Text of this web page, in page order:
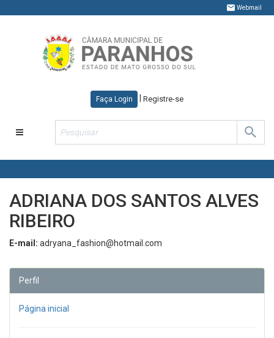
Webmail
Faça Login Registre-se
Toggle
navigation
ADRIANA DOS SANTOS ALVES
RIBEIRO
E-mail: adryana_fashion@hotmail.com
Perfil
Página inicial